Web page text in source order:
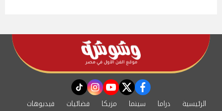
facebook
twitter
youtube
instagram
tiktok
الرئيسية دراما سينما مزيكا فضائيات
فيديوهات